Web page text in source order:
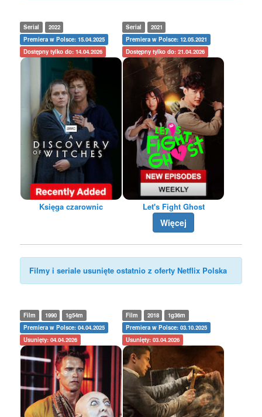
Serial
2022
Premiera w Polsce: 15.04.2025
Dostępny tylko do: 14.04.2026
Księga czarownic
Serial
2021
Premiera w Polsce: 12.05.2021
Dostępny tylko do: 21.04.2026
Let's Fight Ghost
Więcej
Filmy i seriale usunięte ostatnio z oferty Netflix Polska
Film 1990
1g54m
Premiera w Polsce: 04.04.2025
Usunięty: 04.04.2026
Film 2018
1g36m
Premiera w Polsce: 03.10.2025
Usunięty: 03.04.2026